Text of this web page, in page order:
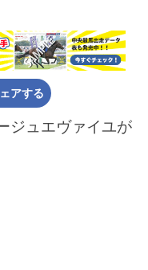
アする
ジュエヴァイユが